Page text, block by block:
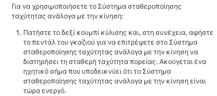
Για να χρησιμοποιήσετε το Σύστημα σταθεροποίησης
ταχύτητας ανάλογα με την κίνηση:
Πατήστε το δεξί κουμπί κύλισης και, στη συνέχεια, αφήστε
το πεντάλ του γκαζιού για να επιτρέψετε στο Σύστημα
σταθεροποίησης ταχύτητας ανάλογα με την κίνηση να
διατηρήσει τη σταθερή ταχύτητα πορείας. Ακούγεται ένα
ηχητικό σήμα που υποδεικνύει ότι το Σύστημα
σταθεροποίησης ταχύτητας ανάλογα με την κίνηση είναι
τώρα ενεργό.